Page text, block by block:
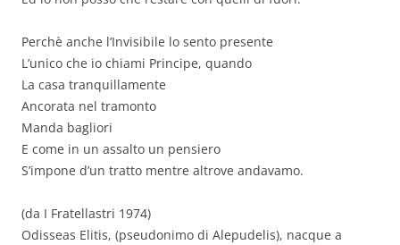
Perchè anche l’Invisibile lo sento presente
L’unico che io chiami Principe, quando
La casa tranquillamente
Ancorata nel tramonto
Manda bagliori
E come in un assalto un pensiero
S’impone d’un tratto mentre altrove andavamo.
(da I Fratellastri 1974)
Odisseas Elitis, (pseudonimo di Alepudelis), nacque a